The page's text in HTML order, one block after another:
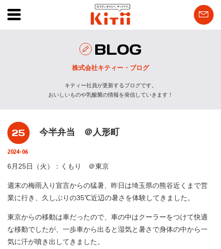
BLOG
株式会社キティー・ブログ
キティー社員が更新するブログです。
おいしいものや乳酸菌の情報を発信していきます！
25
2024-06
今半弁当 ＠人形町
6月25日（火）：くもり ＠東京
週末の梅雨入り宣言からの猛暑、昨日は埼玉県の熊谷近くまで営
業に行き、久しぶりの35℃近辺の暑さを体験してきました。
東京からの移動は車だったので、車の中はクーラーをつけて快適
な移動でしたが、一歩車から出ると湿気と暑さで身体の中から一
気に汗が噴き出してきました。